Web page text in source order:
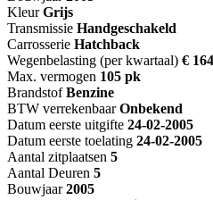
Kleur Grijs
Transmissie Handgeschakeld
Carrosserie Hatchback
Wegenbelasting (per kwartaal) €
Max. vermogen 105 pk
Brandstof Benzine
BTW verrekenbaar Onbekend
Datum eerste uitgifte 24-02-2005
Datum eerste toelating 24-02-2005
Aantal zitplaatsen 5
Aantal Deuren 5
Bouwjaar 2005